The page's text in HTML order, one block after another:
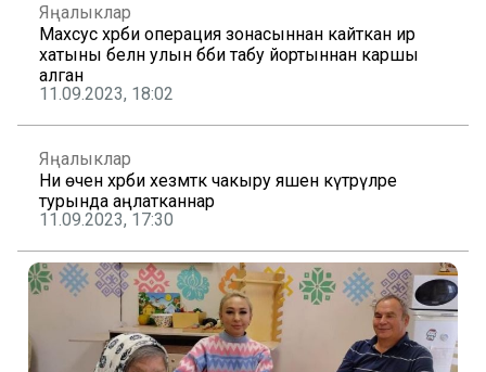
Яңалыклар
Махсус хәрби операция зонасыннан кайткан ир
хатыны белән улын бәби табу йортыннан каршы
алган
11.09.2023, 18:02
Яңалыклар
Ни өчен хәрби хезмәткә чакыру яшен күтәрүләре
турында аңлатканнар
11.09.2023, 17:30